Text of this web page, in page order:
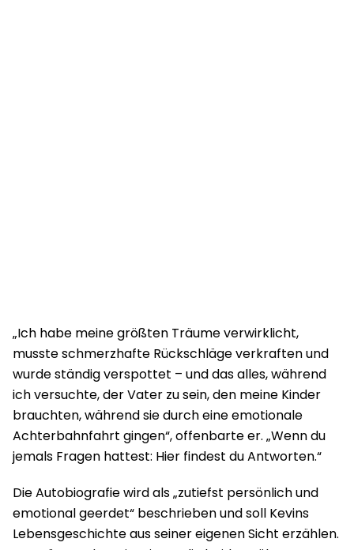
„Ich habe meine größten Träume verwirklicht,
musste schmerzhafte Rückschläge verkraften und
wurde ständig verspottet – und das alles, während
ich versuchte, der Vater zu sein, den meine Kinder
brauchten, während sie durch eine emotionale
Achterbahnfahrt gingen“, offenbarte er. „Wenn du
jemals Fragen hattest: Hier findest du Antworten.“
Die Autobiografie wird als „zutiefst persönlich und
emotional geerdet“ beschrieben und soll Kevins
Lebensgeschichte aus seiner eigenen Sicht erzählen.